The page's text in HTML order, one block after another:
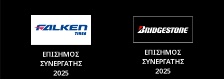
ΕΠΙΣΗΜΟΣ
ΣΥΝΕΡΓΑΤΗΣ
2025
ΕΠΙΣΗΜΟΣ
ΣΥΝΕΡΓΑΤΗΣ
2025